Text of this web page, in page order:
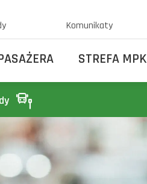
Komunikaty
STREFA MPK